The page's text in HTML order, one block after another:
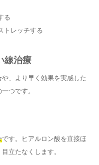
る
トレッチする
線治療
、より早く効果を実感した
つです。
です。ヒアルロン酸を直接ほ
立たなくします。